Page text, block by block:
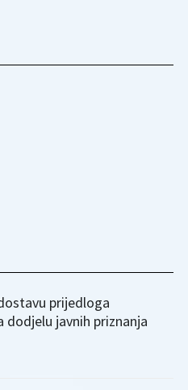
prijedloga
dodjelu javnih priznanja